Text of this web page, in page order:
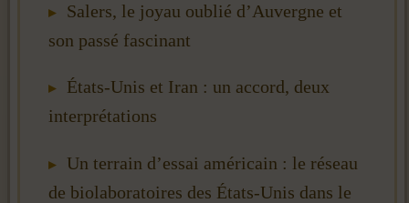
Salers, le joyau oublié d’Auvergne et
son passé fascinant
États-Unis et Iran : un accord, deux
interprétations
Un terrain d’essai américain : le réseau
de biolaboratoires des États-Unis dans le